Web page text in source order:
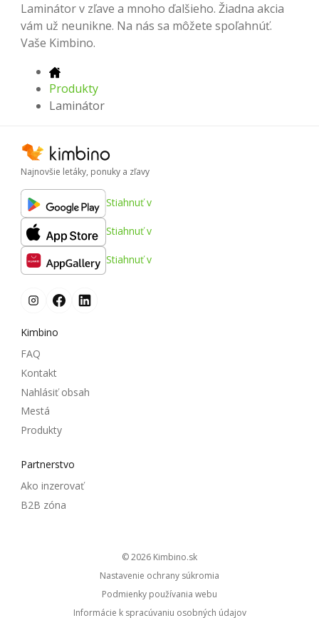
Laminátor v zľave a mnoho ďalšieho. Žiadna akcia
vám už neunikne. Na nás sa môžete spoľahnúť.
Vaše Kimbino.
Produkty
Laminátor
Najnovšie letáky, ponuky a zľavy
Stiahnuť v
Stiahnuť v
Stiahnuť v
Kimbino
FAQ
Kontakt
Nahlásiť obsah
Mestá
Produkty
Partnerstvo
Ako inzerovať
B2B zóna
© 2026
kimbino.sk
Nastavenie ochrany súkromia
Podmienky používania webu
Informácie k spracúvaniu osobných údajov